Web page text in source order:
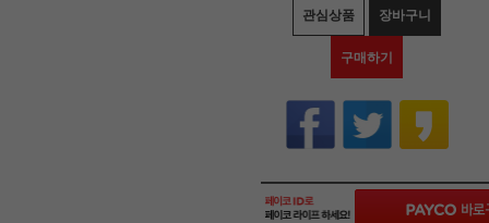
관심상품 장바구니
구매하기